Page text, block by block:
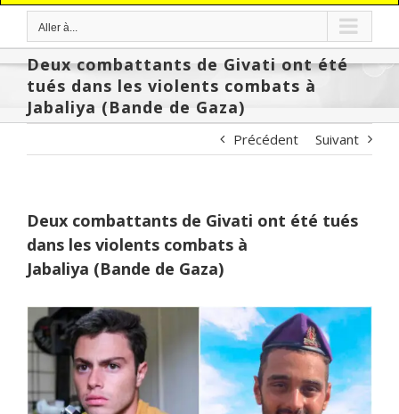
Aller à...
Deux combattants de Givati ont été
tués dans les violents combats à
Jabaliya (Bande de Gaza)
Précédent Suivant
Deux combattants de Givati ont été tués
dans les violents combats à
Jabaliya (Bande de Gaza)